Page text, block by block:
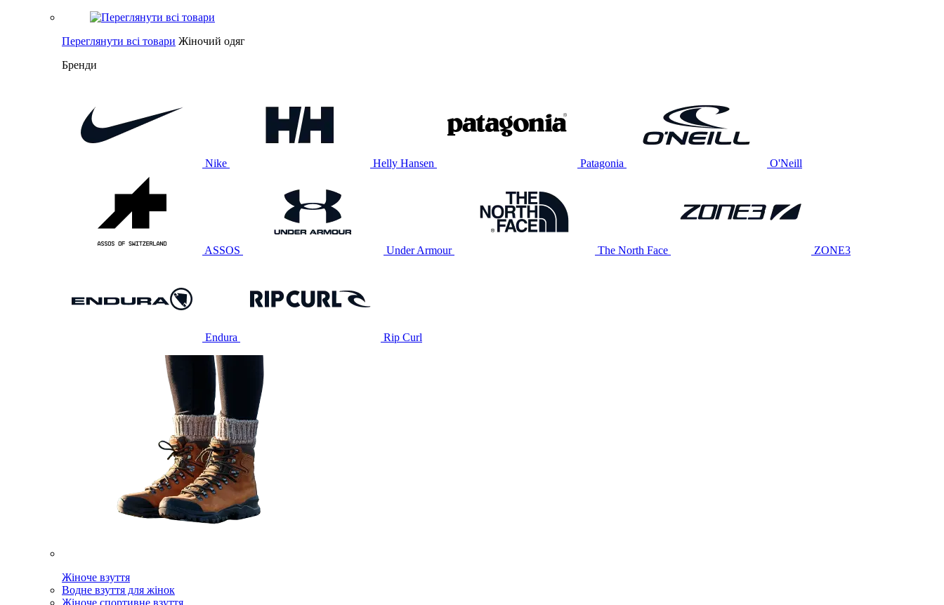
Переглянути всі товари Жіночий одяг
Бренди
Nike Helly Hansen Patagonia O'Neill
ASSOS Under Armour The North Face ZONE3
Endura Rip Curl
Жіноче взуття
Водне взуття для жінок
Жіноче спортивне взуття